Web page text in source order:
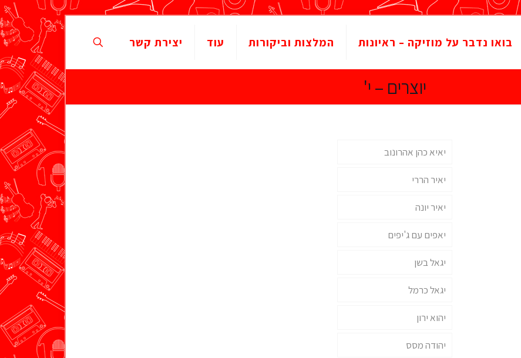
בואו נדבר על מוזיקה – ראיונות המלצות וביקורות עוד יצירת קשר
יוצרים – י'
יאיא כהן אהרונוב
יאיר הררי
יאיר יונה
יאפים עם ג'יפים
יגאל בשן
יגאל כרמל
יהוא ירון
יהודה מסס